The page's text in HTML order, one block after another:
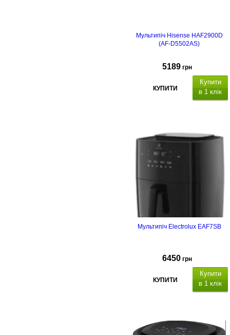
Мультипіч Hisense HAF2900D
(AF-D5502AS)
5189 грн
КУПИТИ
Купити
в 1 клік
Мультипіч Electrolux EAF7SB
6450 грн
КУПИТИ
Купити
в 1 клік